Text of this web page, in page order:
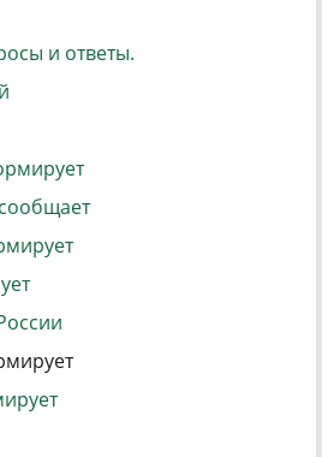
и ответы.